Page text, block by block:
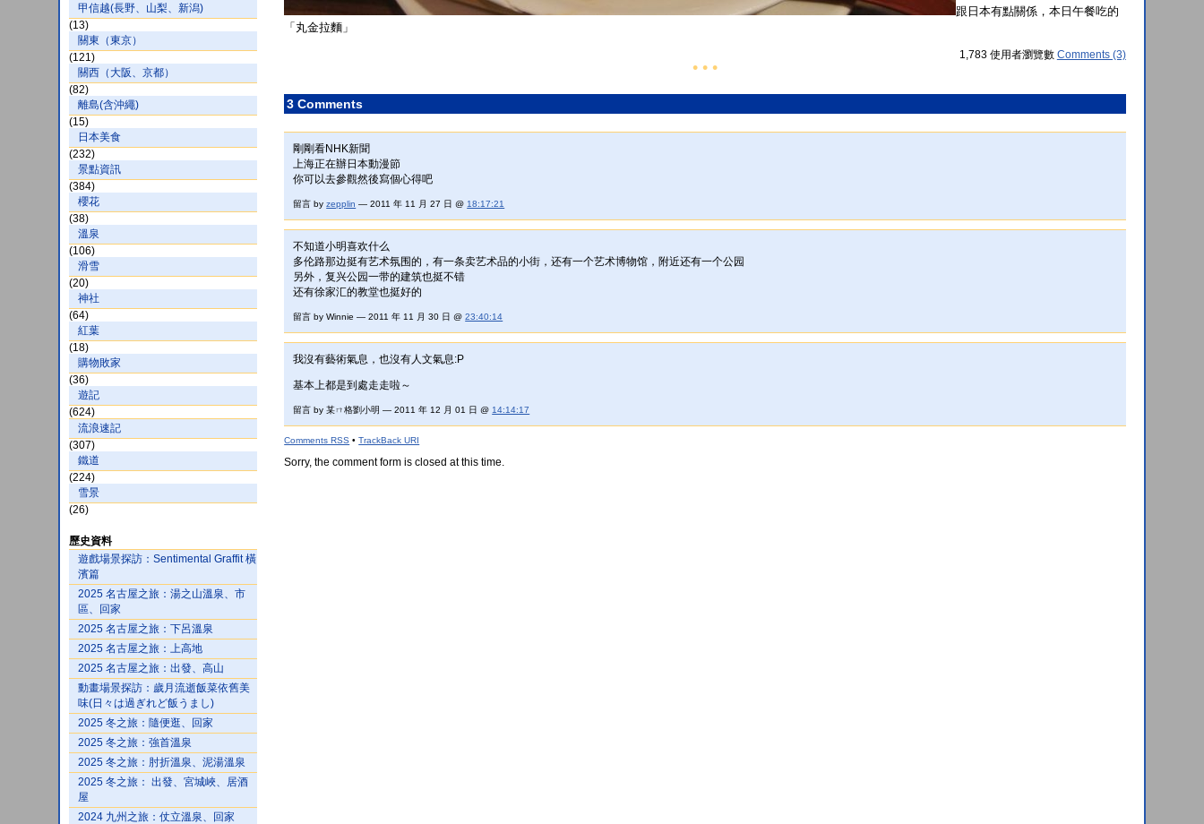
甲信越(長野、山梨、新潟)
(13)
關東（東京）
(121)
關西（大阪、京都）
(82)
離島(含沖繩)
(15)
日本美食
(232)
景點資訊
(384)
櫻花
(38)
溫泉
(106)
滑雪
(20)
神社
(64)
紅葉
(18)
購物敗家
(36)
遊記
(624)
流浪速記
(307)
鐵道
(224)
雪景
(26)
歷史資料
遊戲場景探訪：Sentimental Graffit 橫
濱篇
2025 名古屋之旅：湯之山溫泉、市
區、回家
2025 名古屋之旅：下呂溫泉
2025 名古屋之旅：上高地
2025 名古屋之旅：出發、高山
動畫場景探訪：歲月流逝飯菜依舊美
味(日々は過ぎれど飯うまし)
2025 冬之旅：隨便逛、回家
2025 冬之旅：強首溫泉
2025 冬之旅：肘折溫泉、泥湯溫泉
2025 冬之旅： 出發、宮城峽、居酒
屋
2024 九州之旅：仗立溫泉、回家
跟日本有點關係，本日午餐吃的
「丸金拉麵」
1,783 使用者瀏覽數 Comments (3)
• • •
3 Comments
剛剛看NHK新聞
上海正在辦日本動漫節
你可以去參觀然後寫個心得吧
留言 byzepplin — 2011 年 11 月 27 日 @ 18:17:21
不知道小明喜欢什么
多伦路那边挺有艺术氛围的，有一条卖艺术品的小街，还有一个艺术博物馆，附近还有一个公园
另外，复兴公园一带的建筑也挺不错
还有徐家汇的教堂也挺好的
留言 by Winnie — 2011 年 11 月 30 日 @23:40:14
我沒有藝術氣息，也沒有人文氣息:P
基本上都是到處走走啦～
留言 by 某ㄇ格劉小明 — 2011 年 12 月 01 日 @ 14:14:17
CommentsRSS •TrackBackURI
Sorry, the comment form is closed at this time.